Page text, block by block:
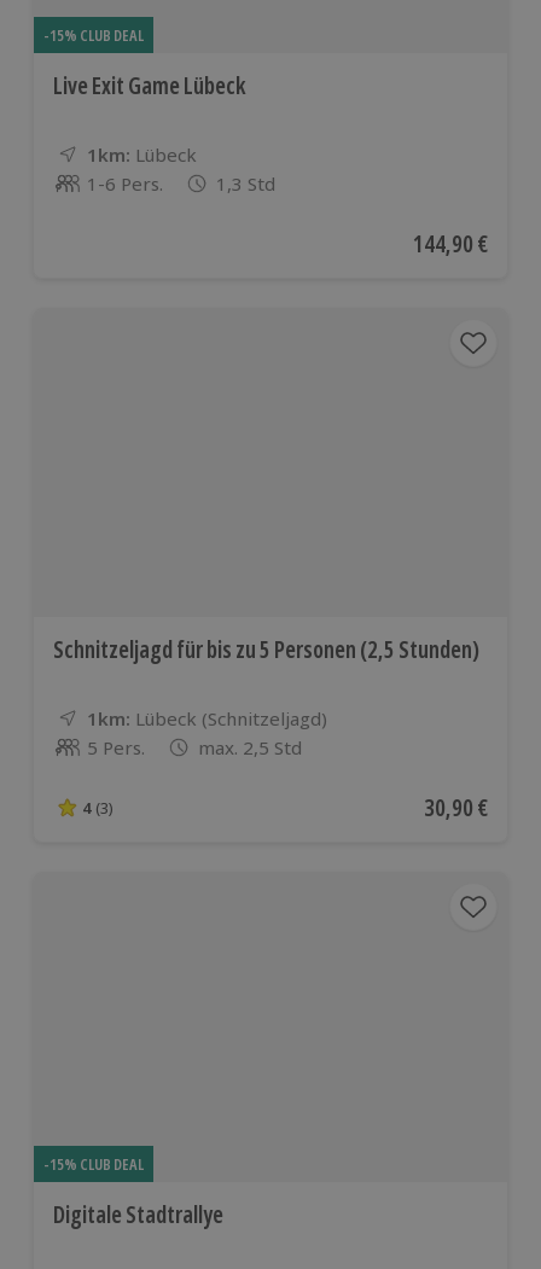
-15% CLUB DEAL
Live Exit Game Lübeck
1km: Entfernung
Standort
Lübeck
Anzahl der Teilnehmer
1-6 Pers. 1,3 Std
Aktueller Preis
144,90 €
Schnitzeljagd für bis zu 5 Personen (2,5 Stunden)
1km: Entfernung
Standort
Lübeck (Schnitzeljagd)
Anzahl der Teilnehmer
5 Pers. max. 2,5 Std
4 von 5 Sternen basierend auf 3 Bewertungen
4 (3) Aktueller
30,90 €
-15% CLUB DEAL
Digitale Stadtrallye